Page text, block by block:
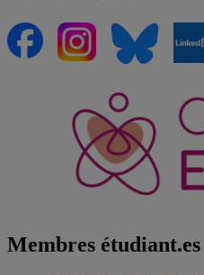
Membres étudiant.es